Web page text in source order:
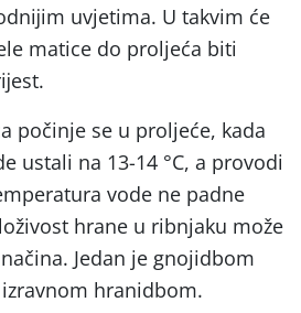
uvjetima. U takvim će
matice do proljeća biti
počinje se u proljeće, kada
ustali na 13-14 °C, a provodi
vode ne padne
hrane u ribnjaku može
Jedan je gnojidbom
hranidbom.